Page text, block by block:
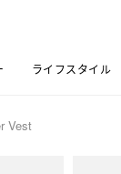
ライフスタイル
Vest